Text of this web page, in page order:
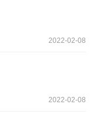
2022-02-08
2022-02-08